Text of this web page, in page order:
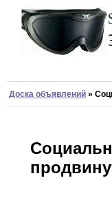
Доска объявлений »